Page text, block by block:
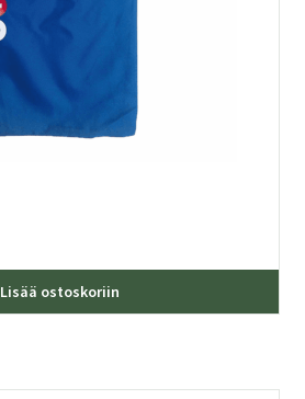
Lisää ostoskoriin